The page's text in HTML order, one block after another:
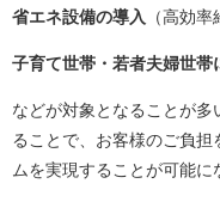
省エネ設備の導入 （高効
子育て世帯・若者夫婦世帯
などが対象となることが
ることで、お客様のご負
ムを実現することが可能に